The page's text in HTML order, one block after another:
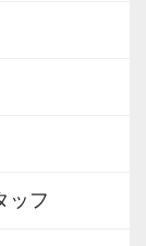
は向いて
になりた
ともらえ
制度を設
。
）
れる人
いという
くスタッ
り組んで
所づくり
ッフ